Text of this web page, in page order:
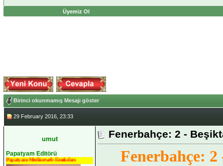
Üyemiz Ol
Birinci okunmamış Mesajı göster
29 February 2016, 23:33
umut
Papatyam Editörü
Papatyam Medineweb Emekdarı
Fenerbahçe: 2 -
Fenerbahçe: 2